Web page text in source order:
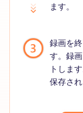
ます。
録画を
す。録
トしま
保存され